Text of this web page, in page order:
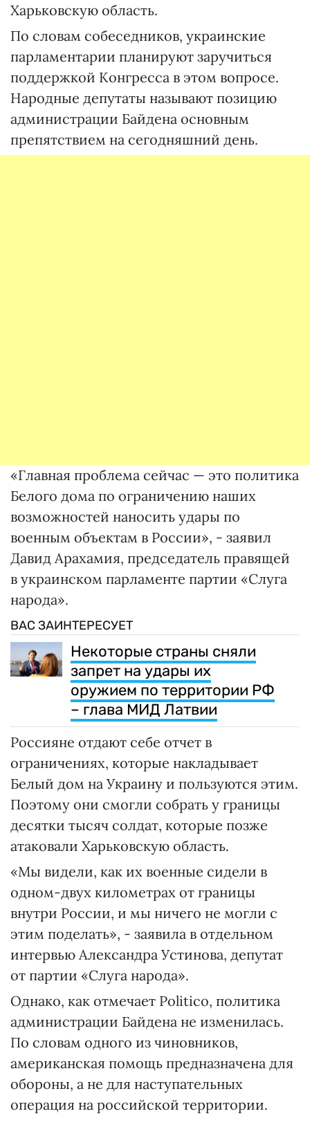
Харьковскую область.
По словам собеседников, украинские
парламентарии планируют заручиться
поддержкой Конгресса в этом вопросе.
Народные депутаты называют позицию
администрации Байдена основным
препятствием на сегодняшний день.
«Главная проблема сейчас — это политика
Белого дома по ограничению наших
возможностей наносить удары по
военным объектам в России», - заявил
Давид Арахамия, председатель правящей
в украинском парламенте партии «Слуга
народа».
ВАС ЗАИНТЕРЕСУЕТ
Некоторые страны сняли
запрет на удары их
оружием по территории РФ
– глава МИД Латвии
Россияне отдают себе отчет в
ограничениях, которые накладывает
Белый дом на Украину и пользуются этим.
Поэтому они смогли собрать у границы
десятки тысяч солдат, которые позже
атаковали Харьковскую область.
«Мы видели, как их военные сидели в
одном-двух километрах от границы
внутри России, и мы ничего не могли с
этим поделать», - заявила в отдельном
интервью Александра Устинова, депутат
от партии «Слуга народа».
Однако, как отмечает Politico, политика
администрации Байдена не изменилась.
По словам одного из чиновников,
американская помощь предназначена для
обороны, а не для наступательных
операция на российской территории.